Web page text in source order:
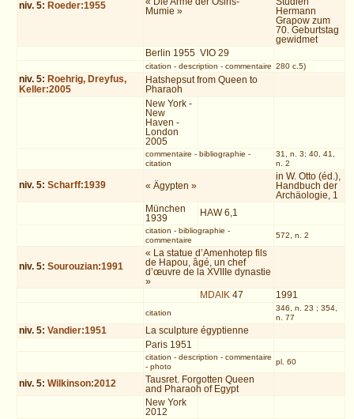
niv. 5: Roeder:1955
Mumie »
Hermann
Grapow zum
70. Geburtstag
gewidmet
Berlin 1955 VIO 29
citation - description - commentaire 280 c.5)
niv. 5: Roehrig, Dreyfus,
Keller:2005
Hatshepsut from Queen to
Pharaoh
New York -
New
Haven -
London
2005
commentaire - bibliographie -
citation
31, n. 3; 40, 41,
n. 2
niv. 5:Scharff:1939 « Ägypten »
in W. Otto (éd.),
Handbuch der
Archäologie, 1
München
1939
HAW 6,1
citation - bibliographie -
commentaire
572, n. 2
niv. 5:Sourouzian:1991
« La statue d’Amenhotep fils
de Hapou, âgé, un chef
d’œuvre de la XVIIIe dynastie
»
MDAIK 47 1991
citation
346, n. 23 ; 354,
n. 77
niv. 5:Vandier:1951
La sculpture égyptienne
Paris 1951
citation - description - commentaire
- photo
pl. 60
niv. 5:Wilkinson:2012
Tausret. Forgotten Queen
and Pharaoh of Egypt
New York
2012